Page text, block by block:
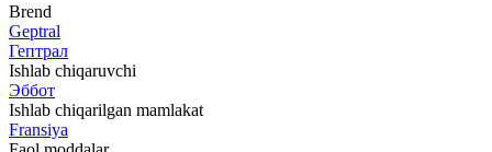
Brend
Geptral
Гептрал
Ishlab chiqaruvchi
Эббот
Ishlab chiqarilgan mamlakat
Fransiya